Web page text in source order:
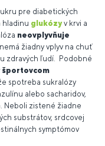
pre diabetických
hladinu glukózyv krvi a
neovplyvňuje
žiadny vplyv na chuť
zdravých ľudí. Podobné
športovcom
spotreba sukralózy
alebo sacharidov,
Neboli zistené žiadne
substrátov, srdcovej
symptómov